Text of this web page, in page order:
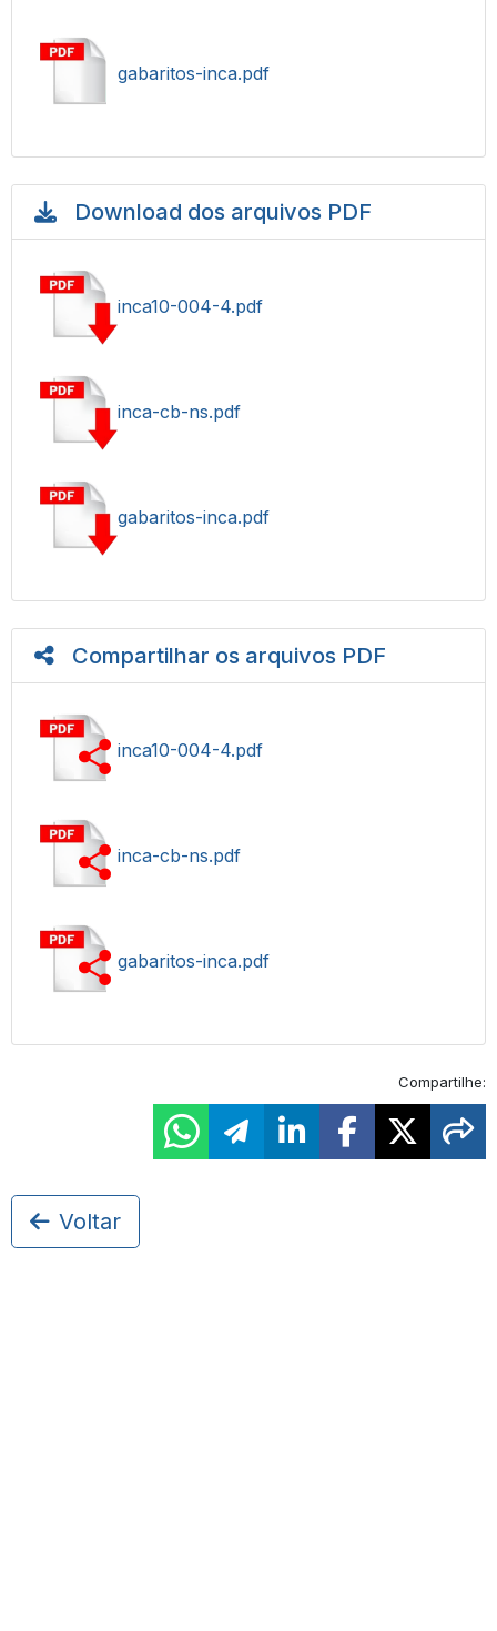
gabaritos-inca.pdf
Download dos arquivos PDF
inca10-004-4.pdf
inca-cb-ns.pdf
gabaritos-inca.pdf
Compartilhar os arquivos PDF
inca10-004-4.pdf
inca-cb-ns.pdf
gabaritos-inca.pdf
Compartilhe:
Voltar